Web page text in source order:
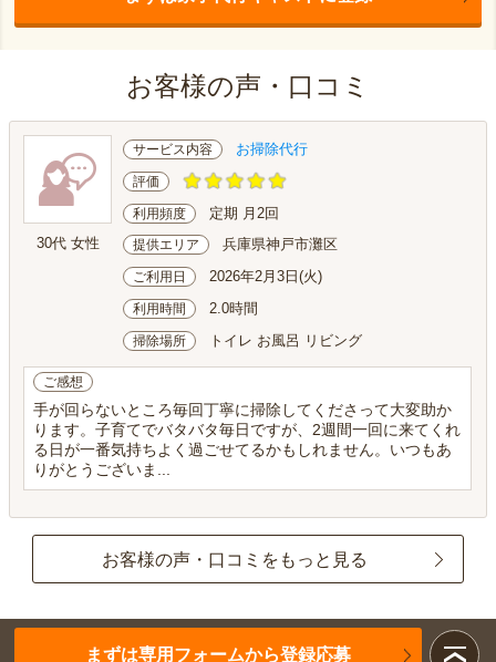
お客様の声・口コミ
30代 女性
サービス内容 お掃除代行
評価
利用頻度 定期 月2回
提供エリア 兵庫県神戸市灘区
ご利用日 2026年2月3日(火)
利用時間 2.0時間
掃除場所 トイレ お風呂 リビング
ご感想
手が回らないところ毎回丁寧に掃除してくださって大変助か
ります。子育てでバタバタ毎日ですが、2週間一回に来てくれ
る日が一番気持ちよく過ごせてるかもしれません。いつもあ
りがとうございま...
お客様の声・口コミをもっと見る
まずは専用フォームから登録応募